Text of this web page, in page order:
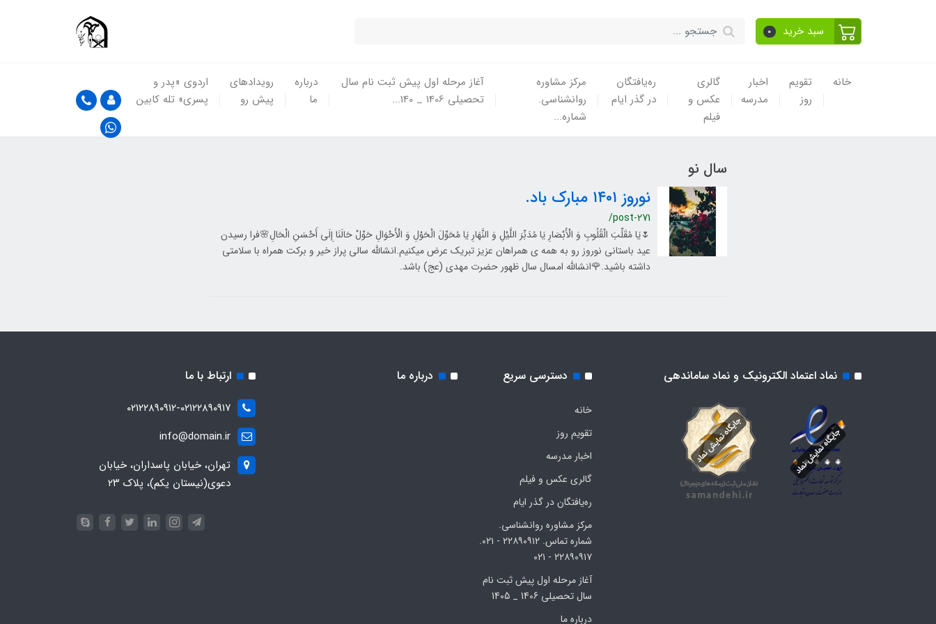
سبد خرید 0
خانه
تقویم
روز
اخبار
مدرسه
گالری
عکس و
فیلم
ره‌یافتگان
در گذر ایام
مرکز مشاوره
روانشناسی.
شماره...
آغاز مرحله اول پیش ثبت نام سال
تحصیلی 1406 _ 140...
درباره
ما
رویدادهای
پیش رو
اردوی «پدر و
پسری» تله کابین
سال نو
نوروز ۱۴۰۱ مبارک باد.
/post-271
🌷یَا مُقَلِّبَ الْقُلُوبِ وَ الْأَبْصَارِ یَا مُدَبِّرَ اللَّیْلِ وَ النَّهَارِ یَا مُحَوِّلَ الْحَوْلِ وَ الْأَحْوَالِ حَوِّلْ حَالَنَا إِلَی أَحْسَنِ الْحَالِ🌸فرا رسیدن
عید باستانی نوروز رو به همه ی همراهان عزیز تبریک عرض میکنیم.انشالله سالی پراز خیر و برکت همراه با سلامتی
داشته باشید.🌹انشالله امسال سال ظهور حضرت مهدی (عج) باشد.​​​​
نماد اعتماد الکترونیک و نماد ساماندهی دسترسی سریع
خانه
تقویم روز
اخبار مدرسه
گالری عکس و فیلم
ره‌یافتگان در گذر ایام
مرکز مشاوره روانشناسی.
شماره تماس. ۲۲۸۹۰۹۱۲ - ۰۲۱.
۲۲۸۹۰۹۱۷ - ۰۲۱
آغاز مرحله اول پیش ثبت نام
سال تحصیلی 1406 _ 1405
درباره ما
درباره ما ارتباط با ما
۰۲۱۲۲۸۹۰۹۱۲-۰۲۱۲۲۸۹۰۹۱۷
info@domain.ir
تهران، خیابان پاسداران، خیابان
دعوی(نیستان یکم)، پلاک ۲۳